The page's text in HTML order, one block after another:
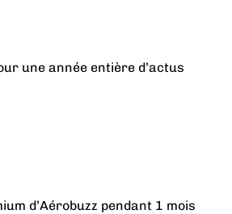
une année entière d’actus
d’Aérobuzz pendant 1 mois